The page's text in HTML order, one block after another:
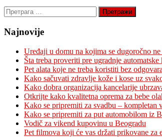
Претрага
за:
Najnovije
Uređaji u domu na kojima se dugoročno ne
Šta treba proveriti pre ugradnje automatske
Pet alata koje ne treba koristiti bez
Kako sačuvati zdravlje kože i kose uz
Kako dobra organizacija kancelarije
Otkrijte kako kvalitetna oprema za bebe
Kako se pripremiti za svadbu – kompletan
Kako se pripremiti za put automobilom iz
Vodič za vikend kupovinu u Beogradu
Pet filmova koji će vas držati prikovane za